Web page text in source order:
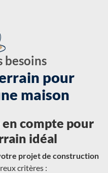
besoins
pour
maison
compte pour
idéal
projet de construction
critères :